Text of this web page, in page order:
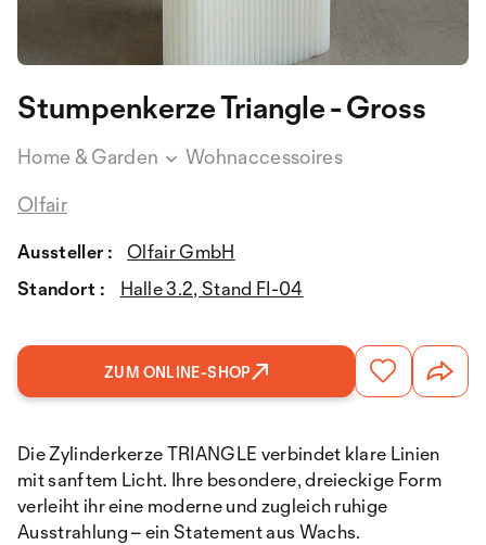
Stumpenkerze Triangle - Gross
Home & Garden
Wohnaccessoires
Olfair
Aussteller :
Olfair GmbH
Standort :
Halle 3.2, Stand FI-04
ZUM ONLINE-SHOP
Die Zylinderkerze TRIANGLE verbindet klare Linien
mit sanftem Licht. Ihre besondere, dreieckige Form
verleiht ihr eine moderne und zugleich ruhige
Ausstrahlung – ein Statement aus Wachs.